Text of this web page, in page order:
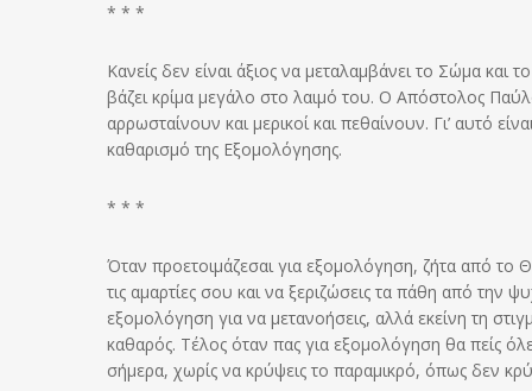
* * *
Κανείς δεν είναι άξιος να μεταλαμβάνει το Σώμα και
βάζει κρίμα μεγάλο στο λαιμό του. Ο Απόστολος
αρρωσταίνουν και μερικοί και πεθαίνουν. Γι’ αυτό
καθαρισμό της Εξομολόγησης.
* * *
Όταν προετοιμάζεσαι για εξομολόγηση, ζήτα από το
τις αμαρτίες σου και να ξεριζώσεις τα πάθη από την
εξομολόγηση για να μετανοήσεις, αλλά εκείνη τη
καθαρός. Τέλος όταν πας για εξομολόγηση θα πείς
σήμερα, χωρίς να κρύψεις το παραμικρό, όπως δεν